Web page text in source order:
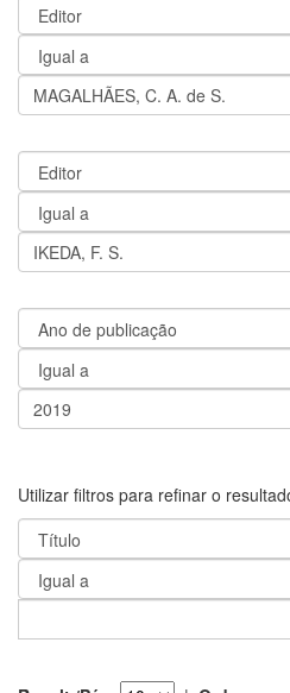
Utilizar filtros para refinar o